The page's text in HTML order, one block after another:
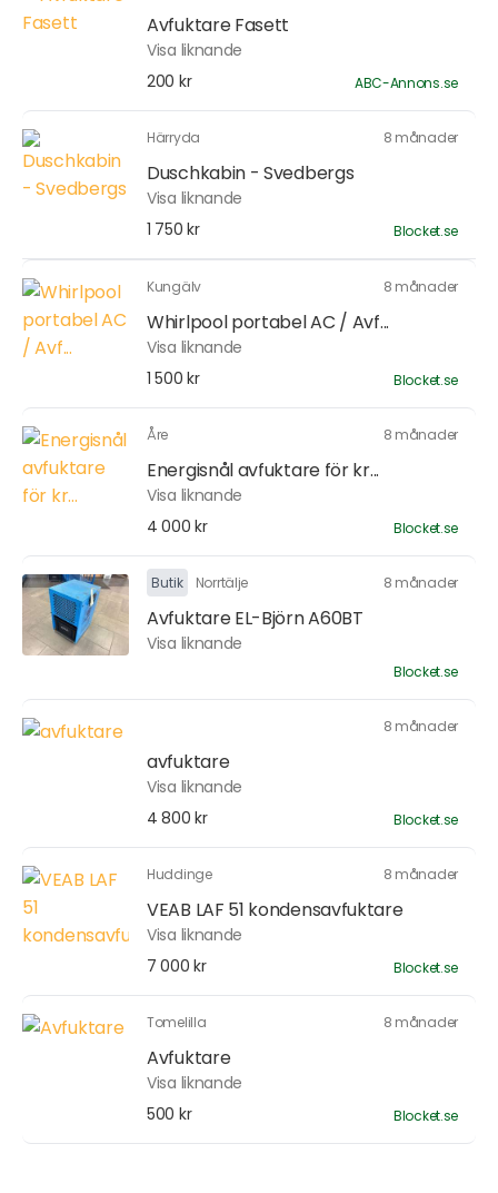
Avfuktare Fasett
Visa liknande
200 kr
ABC-Annons.se
Härryda 8 månader
Duschkabin - Svedbergs
Visa liknande
1 750 kr
Blocket.se
Kungälv 8 månader
Whirlpool portabel AC / Avf...
Visa liknande
1 500 kr
Blocket.se
Åre 8 månader
Energisnål avfuktare för kr...
Visa liknande
4 000 kr
Blocket.se
Butik Norrtälje 8 månader
Avfuktare EL-Björn A60BT
Visa liknande
Blocket.se
8 månader
avfuktare
Visa liknande
4 800 kr
Blocket.se
Huddinge 8 månader
VEAB LAF 51 kondensavfuktare
Visa liknande
7 000 kr
Blocket.se
Tomelilla 8 månader
Avfuktare
Visa liknande
500 kr
Blocket.se